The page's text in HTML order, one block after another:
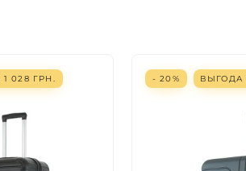
1 028 ГРН. - 20% ВЫГОДА